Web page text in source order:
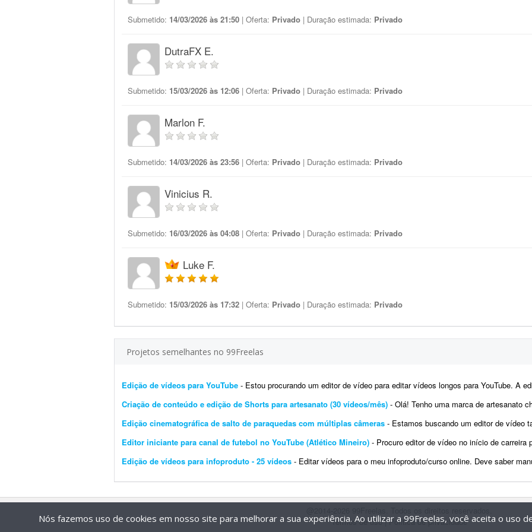
Submetido: 14/03/2026 às 21:50 | Oferta: Privado | Duração estimada: Privado
DutraFX E.
Submetido: 15/03/2026 às 12:06 | Oferta: Privado | Duração estimada: Privado
Marlon F.
Submetido: 14/03/2026 às 23:56 | Oferta: Privado | Duração estimada: Privado
Vinicius R.
Submetido: 16/03/2026 às 04:08 | Oferta: Privado | Duração estimada: Privado
Luke F.
Submetido: 15/03/2026 às 17:32 | Oferta: Privado | Duração estimada: Privado
Projetos semelhantes no 99Freelas
Edição de vídeos para YouTube - Estou procurando um editor de vídeo para editar vídeos longos para YouTube. A edição não precisa ser
Criação de conteúdo e edição de Shorts para artesanato (30 vídeos/mês) - Olá! Tenho uma marca de artesanato chamada Carioca Artesanato, especializada
Edição cinematográfica de salto de paraquedas com múltiplas câmeras - Estamos buscando um editor de vídeo talentoso para criar uma edição
Editor iniciante para canal de futebol no YouTube (Atlético Mineiro) - Procuro editor de vídeo no início de carreira para uma parceria fixa. Preferência por
Edição de vídeos para infoproduto - 25 vídeos - Editar vídeos para o meu infoproduto/curso online. Deve saber manusear os principais
Termos de uso|Política de privacidade
Nós fazemos uso de cookies em nosso site para melhorar a sua experiência. Ao utilizar a 99Freelas, você aceita o uso